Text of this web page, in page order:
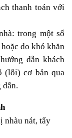
thanh toán với
trong một số
do khó khăn
dẫn khách
(lỗi) cơ bản qua
dẫn.
nhàu nát, tẩy